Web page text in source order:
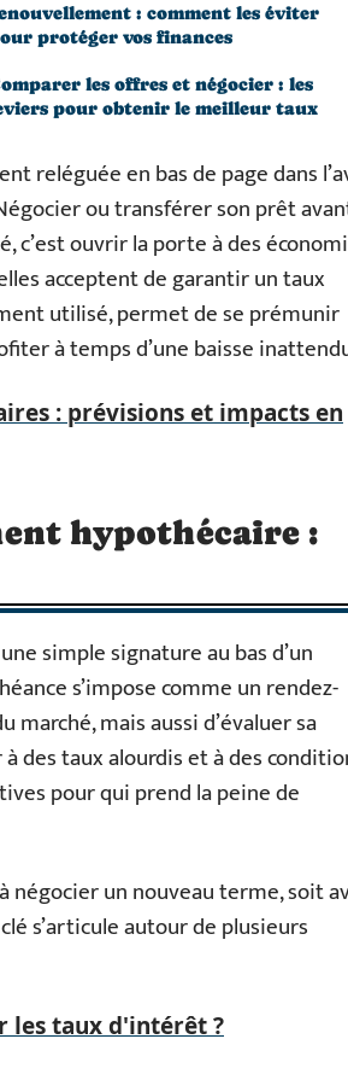
: comment les éviter
protéger vos finances
les offres et négocier : les
pour obtenir le meilleur taux
reléguée en bas de page dans
ou transférer son prêt
c’est ouvrir la porte à des
acceptent de garantir un taux
utilisé, permet de se prémunir
à temps d’une baisse
: prévisions et impacts en
hypothécaire :
une simple signature au bas d’un
s’impose comme un rendez-
marché, mais aussi d’évaluer sa
des taux alourdis et à des
pour qui prend la peine de
négocier un nouveau terme, soit
s’articule autour de plusieurs
les taux d'intérêt ?